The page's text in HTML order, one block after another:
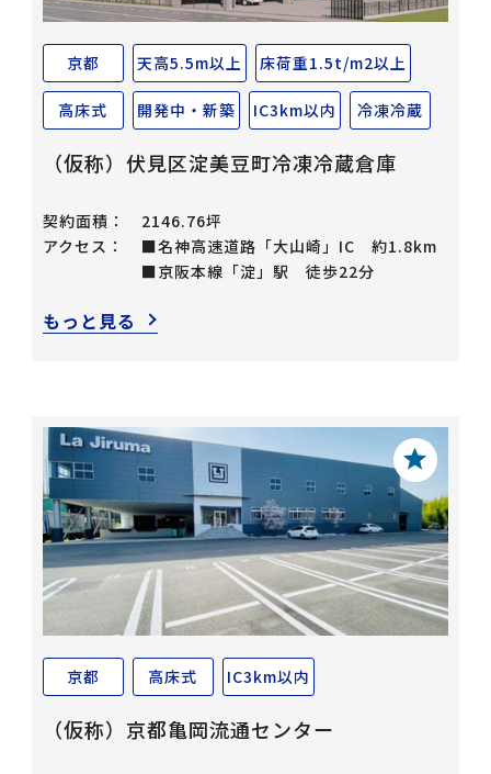
京都 天高5.5m以上 床荷重1.5t/m2以上
高床式 開発中・新築 IC3km以内 冷凍冷蔵
（仮称）伏見区淀美豆町冷凍冷蔵倉庫
契約面積：
2146.76坪
アクセス：
■名神高速道路「大山崎」IC 約1.8km
■京阪本線「淀」駅 徒歩22分
もっと見る
京都 高床式 IC3km以内
（仮称）京都亀岡流通センター